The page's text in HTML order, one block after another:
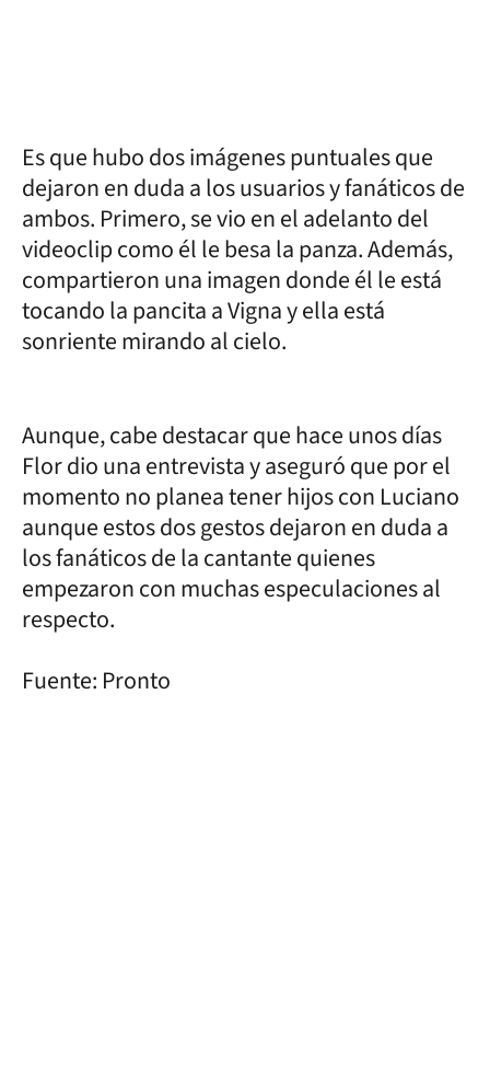
Es que hubo dos imágenes puntuales que
dejaron en duda a los usuarios y fanáticos de
ambos. Primero, se vio en el adelanto del
videoclip como él le besa la panza. Además,
compartieron una imagen donde él le está
tocando la pancita a Vigna y ella está
sonriente mirando al cielo.
Aunque, cabe destacar que hace unos días
Flor dio una entrevista y aseguró que por el
momento no planea tener hijos con Luciano
aunque estos dos gestos dejaron en duda a
los fanáticos de la cantante quienes
empezaron con muchas especulaciones al
respecto.
Fuente: Pronto